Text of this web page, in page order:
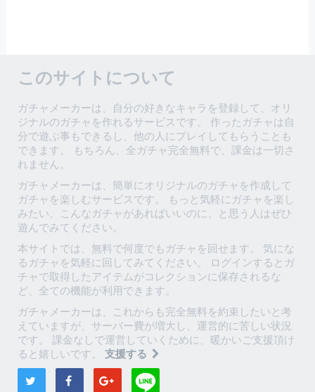
このサイトについて
ガチャメーカーは、自分の好きなキャラを登録して、オリ
ジナルのガチャを作れるサービスです。 作ったガチャは自
分で遊ぶ事もできるし、他の人にプレイしてもらうことも
できます。 もちろん、全ガチャ完全無料で、課金は一切さ
れません。
ガチャメーカーは、簡単にオリジナルのガチャを作成して
ガチャを楽しむサービスです。 もっと気軽にガチャを楽し
みたい、こんなガチャがあればいいのに、と思う人はぜひ
遊んでみてください。
本サイトでは、無料で何度でもガチャを回せます。 気にな
るガチャを気軽に回してみてください。 ログインするとガ
チャで取得したアイテムがコレクションに保存されるな
ど、全ての機能が利用できます。
ガチャメーカーは、これからも完全無料を約束したいと考
えていますが、サーバー費が増大し、運営的に苦しい状況
です。 課金なしで運営していくために、暖かいご支援頂け
ると嬉しいです。 支援する